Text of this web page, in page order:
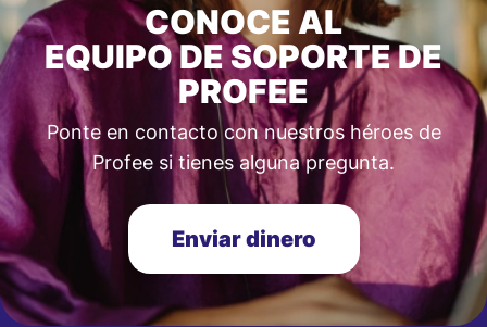
CONOCE AL
EQUIPO DE SOPORTE DE
PROFEE
Ponte en contacto con nuestros héroes de
Profee si tienes alguna pregunta.
Enviar dinero